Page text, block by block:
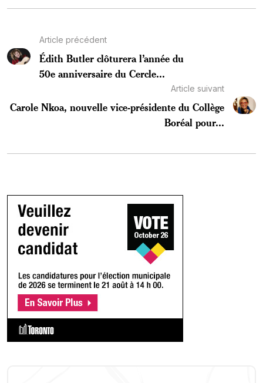
Article précédent
Édith Butler clôturera l’année du
50e anniversaire du Cercle...
Article suivant
Carole Nkoa, nouvelle vice-présidente du Collège
Boréal pour...